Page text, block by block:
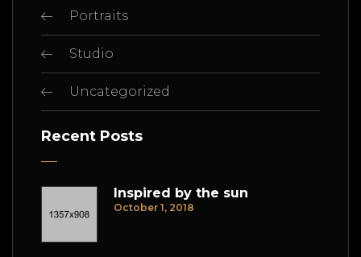
Portraits
Studio
Uncategorized
Recent Posts
Inspired by the sun
October 1, 2018